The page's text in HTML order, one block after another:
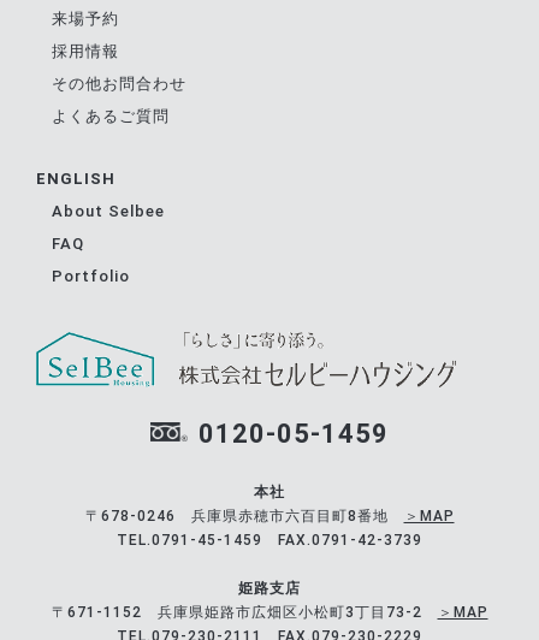
来場予約
採用情報
その他お問合わせ
よくあるご質問
ENGLISH
About Selbee
FAQ
Portfolio
0120-05-1459
本社
〒678-0246 兵庫県赤穂市六百目町8番地
＞MAP
TEL.0791-45-1459 FAX.0791-42-3739
姫路支店
〒671-1152 兵庫県姫路市広畑区小松町3丁目73-2
＞MAP
TEL.079-230-2111 FAX.079-230-2229